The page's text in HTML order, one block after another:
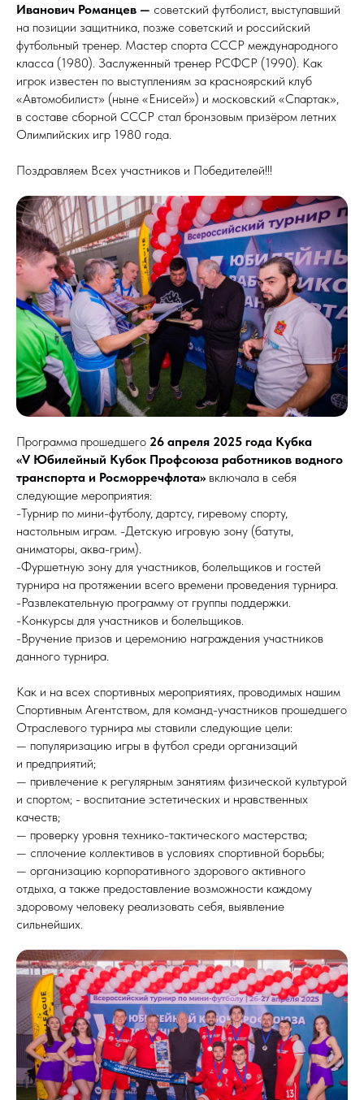
Иванович Романцев — советский футболист, выступавший
на позиции защитника, позже советский и российский
футбольный тренер. Мастер спорта СССР международного
класса (1980). Заслуженный тренер РСФСР (1990). Как
игрок известен по выступлениям за красноярский клуб
«Автомобилист» (ныне «Енисей») и московский «Спартак»,
в составе сборной СССР стал бронзовым призёром летних
Олимпийских игр 1980 года.
Поздравляем Всех участников и Победителей!!!
Программа прошедшего 26 апреля 2025 года Кубка
«V Юбилейный Кубок Профсоюза работников водного
транспорта и Росморречфлота» включала в себя
следующие мероприятия:
-Турнир по мини-футболу, дартсу, гиревому спорту,
настольным играм. -Детскую игровую зону (батуты,
аниматоры, аква-грим).
-Фуршетную зону для участников, болельщиков и гостей
турнира на протяжении всего времени проведения турнира.
-Развлекательную программу от группы поддержки.
-Конкурсы для участников и болельщиков.
-Вручение призов и церемонию награждения участников
данного турнира.
Как и на всех спортивных мероприятиях, проводимых нашим
Спортивным Агентством, для команд-участников прошедшего
Отраслевого турнира мы ставили следующие цели:
— популяризацию игры в футбол среди организаций
и предприятий;
— привлечение к регулярным занятиям физической культурой
и спортом; - воспитание эстетических и нравственных
качеств;
— проверку уровня технико-тактического мастерства;
— сплочение коллективов в условиях спортивной борьбы;
— организацию корпоративного здорового активного
отдыха, а также предоставление возможности каждому
здоровому человеку реализовать себя, выявление
сильнейших.